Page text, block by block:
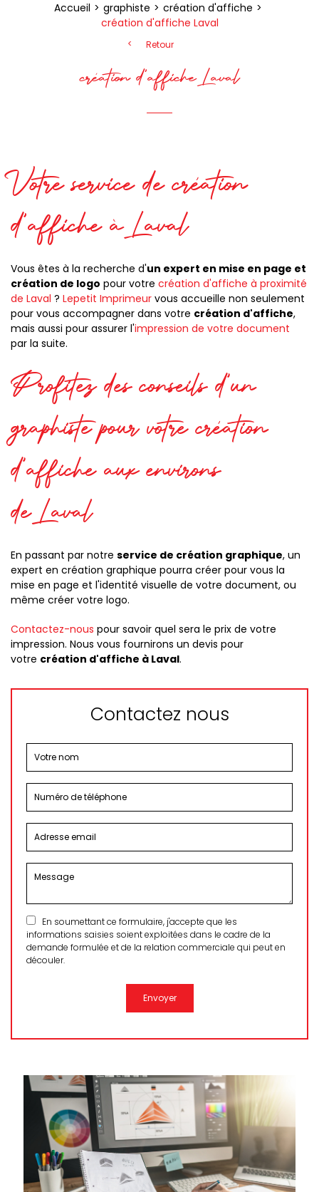
Accueil graphiste
création d'affiche
création d'affiche Laval
Retour
création d'affiche Laval
Votre service de création
d'affiche à Laval
Vous êtes à la recherche d'un expert en mise en page et
création de logo pour votre création d'affiche à proximité
de Laval ? Lepetit Imprimeur vous accueille non seulement
pour vous accompagner dans votre création d'affiche,
mais aussi pour assurer l'impression de votre document
par la suite.
Profitez des conseils d'un
graphiste pour votre création
d'affiche aux environs
de Laval
En passant par notre service de création graphique, un
expert en création graphique pourra créer pour vous la
mise en page et l'identité visuelle de votre document, ou
même créer votre logo.
Contactez-nous pour savoir quel sera le prix de votre
impression. Nous vous fournirons un devis pour
votre création d'affiche à Laval.
Contactez nous
En soumettant ce formulaire, j'accepte que les
informations saisies soient exploitées dans le cadre de la
demande formulée et de la relation commerciale qui peut en
découler.